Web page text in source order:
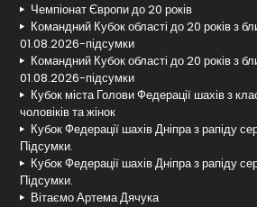
Чемпіонат Європи до 20 років
Командний Кубок області до 20 років з
01.08.2026-підсумки
Командний Кубок області до 20 років з
01.08.2026-підсумки
Кубок міста Голови Федерації шахів з
чоловіків та жінок
Кубок Федерації шахів Дніпра з рапіду
Підсумки.
Кубок Федерації шахів Дніпра з рапіду
Підсумки.
Вітаємо Артема Дячука